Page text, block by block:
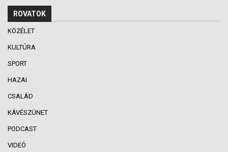
ROVATOK
KÖZÉLET
KULTÚRA
SPORT
HAZAI
CSALÁD
KÁVÉSZÜNET
PODCAST
VIDEÓ